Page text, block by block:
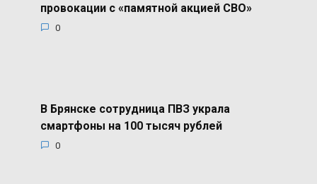
провокации с «памятной акцией СВО»
0
В Брянске сотрудница ПВЗ украла
смартфоны на 100 тысяч рублей
0